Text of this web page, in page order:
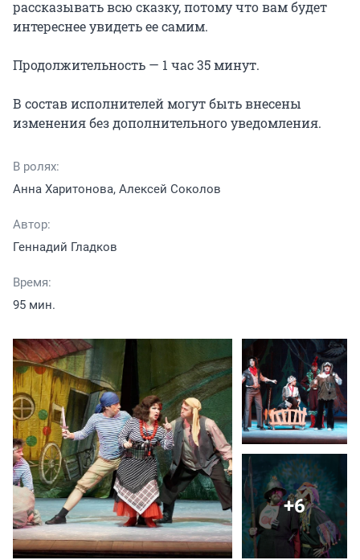
рассказывать всю сказку, потому что вам будет
интереснее увидеть ее самим.
Продолжительность — 1 час 35 минут.
В состав исполнителей могут быть внесены
изменения без дополнительного уведомления.
В ролях:
Анна Харитонова, Алексей Соколов
Автор:
Геннадий Гладков
Время:
95 мин.
+6